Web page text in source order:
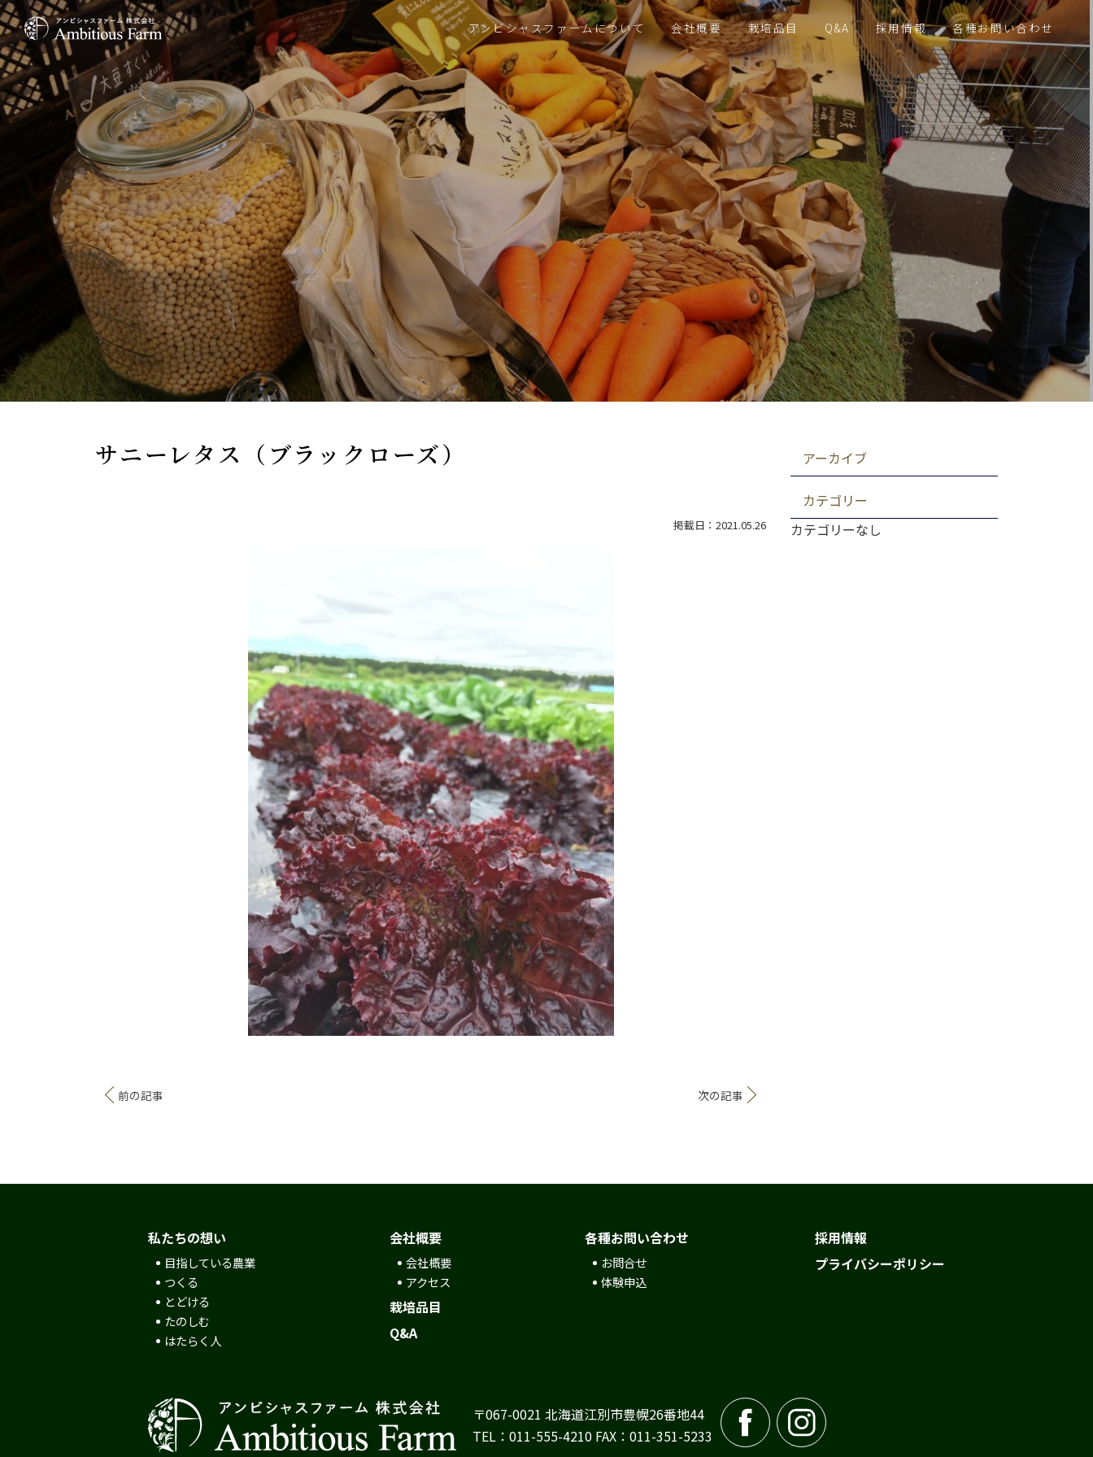
アンビシャスファームについて 会社概要 栽培品目 Q&A 採用情報 各種お問い合わせ
サニーレタス（ブラックローズ）
掲載日：2021.05.26
前の記事 次の記事
アーカイブ
カテゴリー
カテゴリーなし
私たちの想い
目指している農業
つくる
とどける
たのしむ
はたらく人
会社概要
会社概要
アクセス
栽培品目
Q&A
各種お問い合わせ
お問合せ
体験申込
採用情報
プライバシーポリシー
〒067-0021 北海道江別市豊幌26番地44
TEL：011-555-4210 FAX：011-351-5233